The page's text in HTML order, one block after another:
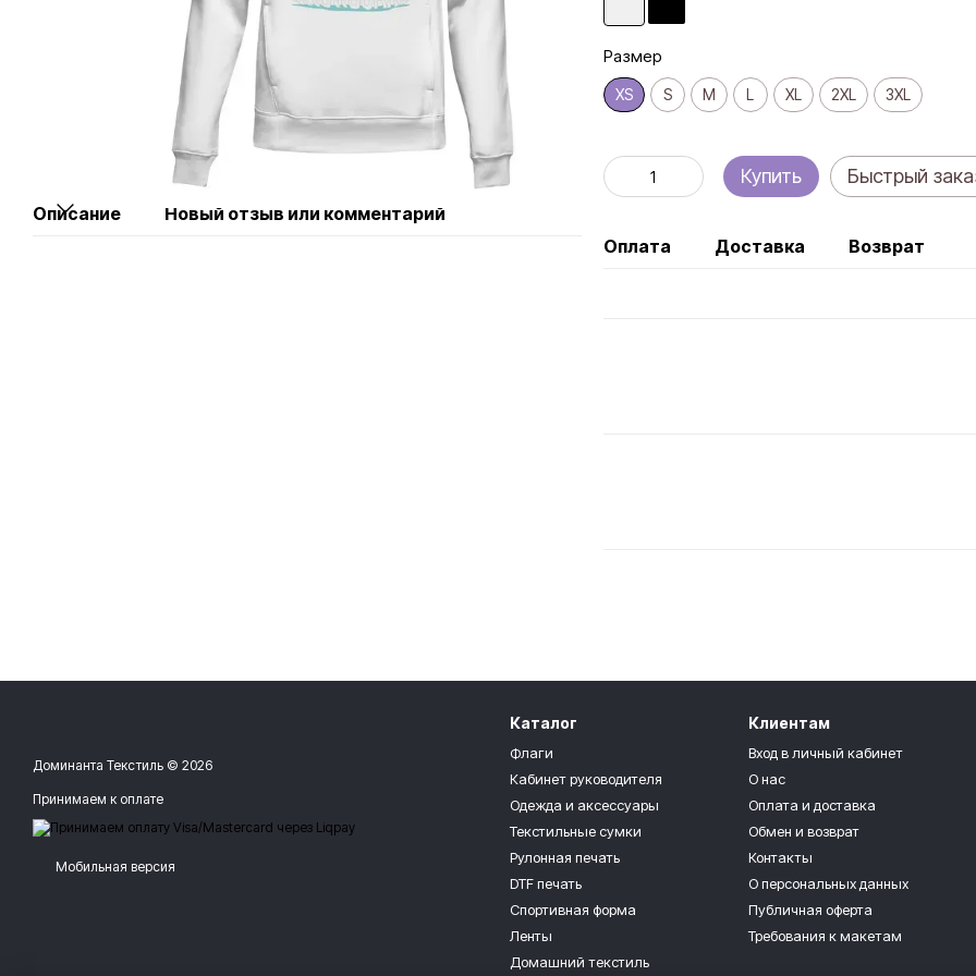
Описание Новый отзыв или комментарий
Размер
XS S M L XL 2XL 3XL
Купить Быстрый
Оплата Доставка Возврат
Доминанта Текстиль © 2026
Принимаем к оплате
Мобильная версия
Каталог
Флаги
Кабинет руководителя
Одежда и аксессуары
Текстильные сумки
Рулонная печать
DTF печать
Спортивная форма
Ленты
Домашний текстиль
Клиентам
Вход в личный кабинет
О нас
Оплата и доставка
Обмен и возврат
Контакты
О персональных данных
Публичная оферта
Требования к макетам